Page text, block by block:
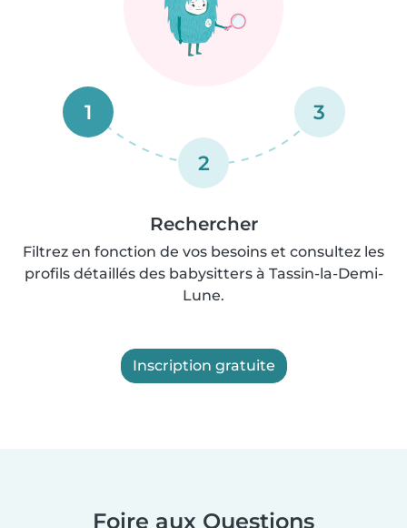
1
2
3
Rechercher
Filtrez en fonction de vos besoins et consultez les
profils détaillés des babysitters à Tassin-la-Demi-
Lune.
Inscription gratuite
Foire aux Questions